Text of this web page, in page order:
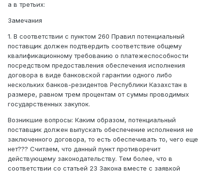
а в третьих:
Замечания
1. В соответствии с пунктом 260 Правил потенциальный
поставщик должен подтвердить соответствие общему
квалификационному требованию о платежеспособности
посредством предоставления обеспечения исполнения
договора в виде банковской гарантии одного либо
нескольких банков-резидентов Республики Казахстан в
размере, равном трем процентам от суммы проводимых
государственных закупок.
Возникшие вопросы: Каким образом, потенциальный
поставщик должен выпускать обеспечение исполнения не
заключенного договора, то есть обеспечивать то, чего еще
нет??? Считаем, что данный пункт противоречит
действующему законодательству. Тем более, что в
соответствии со статьей 23 Закона вместе с заявкой